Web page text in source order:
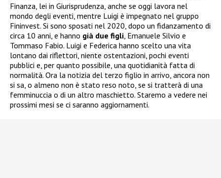
Finanza, lei in Giurisprudenza, anche se oggi lavora nel
mondo degli eventi, mentre Luigi è impegnato nel gruppo
Fininvest. Si sono sposati nel 2020, dopo un fidanzamento di
circa 10 anni, e hanno già due figli , Emanuele Silvio e
Tommaso Fabio. Luigi e Federica hanno scelto una vita
lontano dai riflettori, niente ostentazioni, pochi eventi
pubblici e, per quanto possibile, una quotidianità fatta di
normalità. Ora la notizia del terzo figlio in arrivo, ancora non
si sa, o almeno non è stato reso noto, se si tratterà di una
femminuccia o di un altro maschietto. Staremo a vedere nei
prossimi mesi se ci saranno aggiornamenti.